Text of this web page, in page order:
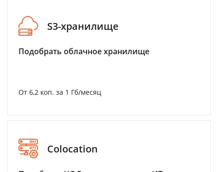
S3-хранилище
Подобрать облачное хранилище
От 6,2 коп. за 1 Гб/месяц
Colocation